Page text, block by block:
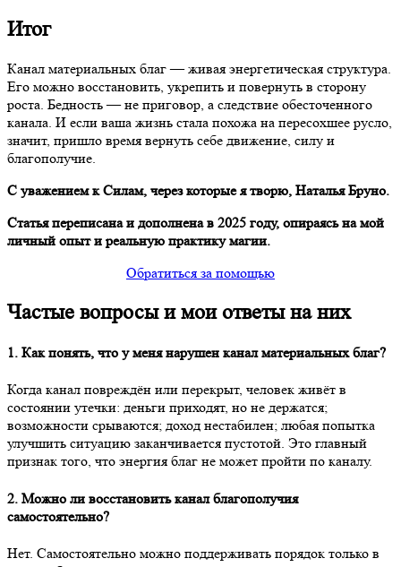
Итог
Канал материальных благ — живая энергетическая структура.
Его можно восстановить, укрепить и повернуть в сторону
роста. Бедность — не приговор, а следствие обесточенного
канала. И если ваша жизнь стала похожа на пересохшее русло,
значит, пришло время вернуть себе движение, силу и
благополучие.
С уважением к Силам, через которые я творю, Наталья Бруно.
Статья переписана и дополнена в 2025 году, опираясь на мой
личный опыт и реальную практику магии.
Обратиться за помощью
Частые вопросы и мои ответы на них
1. Как понять, что у меня нарушен канал материальных благ?
Когда канал повреждён или перекрыт, человек живёт в
состоянии утечки: деньги приходят, но не держатся;
возможности срываются; доход нестабилен; любая попытка
улучшить ситуацию заканчивается пустотой. Это главный
признак того, что энергия благ не может пройти по каналу.
2. Можно ли восстановить канал благополучия
самостоятельно?
Нет. Самостоятельно можно поддерживать порядок только в